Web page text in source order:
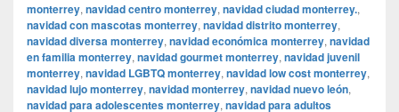
monterrey, navidad centro monterrey, navidad ciudad monterrey.,
navidad con mascotas monterrey, navidad distrito monterrey,
navidad diversa monterrey, navidad económica monterrey, navidad
en familia monterrey, navidad gourmet monterrey, navidad juvenil
monterrey, navidad LGBTQ monterrey, navidad low cost monterrey,
navidad lujo monterrey, navidad monterrey, navidad nuevo león,
navidad para adolescentes monterrey, navidad para adultos